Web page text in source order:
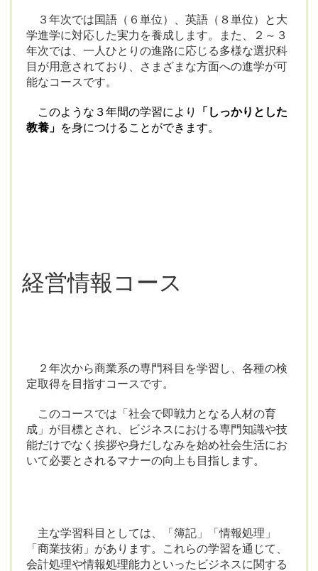
３年次では国語（６単位）、英語（８単位）と大
学進学に対応した実力を養成します。また、２～３
年次では、一人ひとりの進路に応じる多様な選択科
目が用意されており、さまざまな方面への進学が可
能なコースです。
このような３年間の学習により 「しっかりとした
教養」 を身につけることができます。
経営情報コース
２年次から商業系の専門科目を学習し、各種の検
定取得を目指すコースです。
このコースでは「社会で即戦力となる人材の育
成」が目標とされ、ビジネスにおける専門知識や技
能だけでなく挨拶や身だしなみを始め社会生活にお
いて必要とされるマナーの向上も目指します。
主な学習科目としては、「簿記」「情報処理」
「商業技術」があります。これらの学習を通じて、
会計処理や情報処理能力といったビジネスに関する